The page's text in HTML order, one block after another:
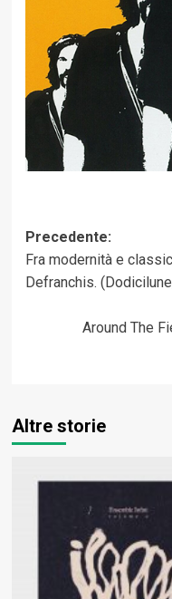
Navigazione
articolo
Precedente:
Fra modernità e
Defranchis.
Around The
Altre storie